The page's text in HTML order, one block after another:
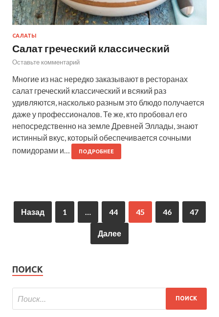
САЛАТЫ
Салат греческий классический
Оставьте комментарий
Многие из нас нередко заказывают в ресторанах
салат греческий классический и всякий раз
удивляются, насколько разным это блюдо получается
даже у профессионалов. Те же, кто пробовал его
непосредственно на земле Древней Эллады, знают
истинный вкус, который обеспечивается сочными
помидорами и…
ПОДРОБНЕЕ
Назад 1 44 45 46 47
Далее
ПОИСК